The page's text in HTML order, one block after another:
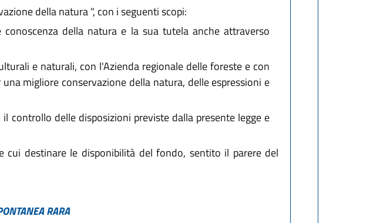
della natura ", con i seguenti scopi:
della natura e la sua tutela anche attraverso
e naturali, con l'Azienda regionale delle foreste e con
migliore conservazione della natura, delle espressioni e
controllo delle disposizioni previste dalla presente legge e
cui destinare le disponibilità del fondo, sentito il parere del
RARA